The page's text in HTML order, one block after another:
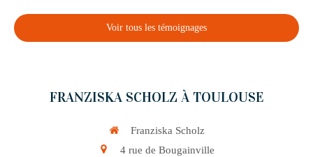
Voir tous les témoignages
FRANZISKA SCHOLZ À TOULOUSE
Franziska Scholz
4 rue de Bougainville